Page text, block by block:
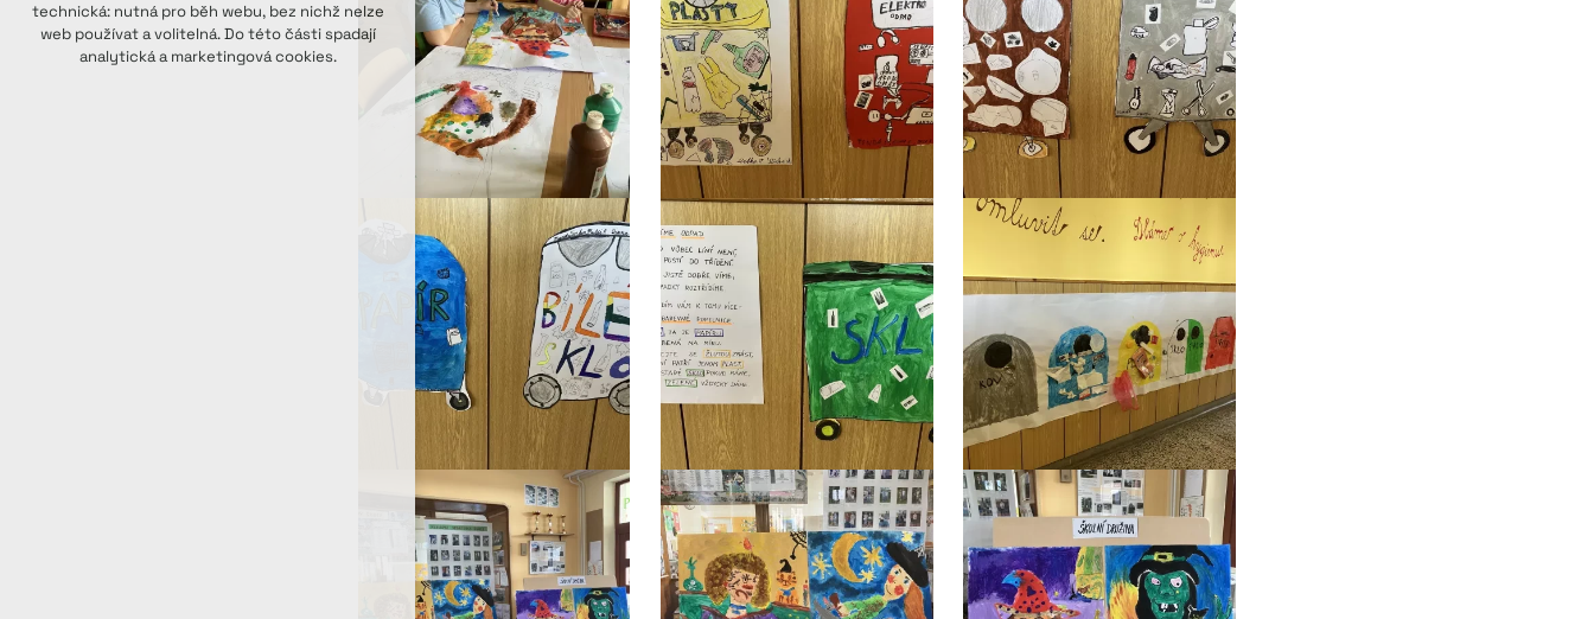
ODMÍTNOUT VOLITELNÁ
technická: nutná pro běh webu, bez nichž nelze
web používat a volitelná. Do této části spadají
analytická a marketingová cookies.